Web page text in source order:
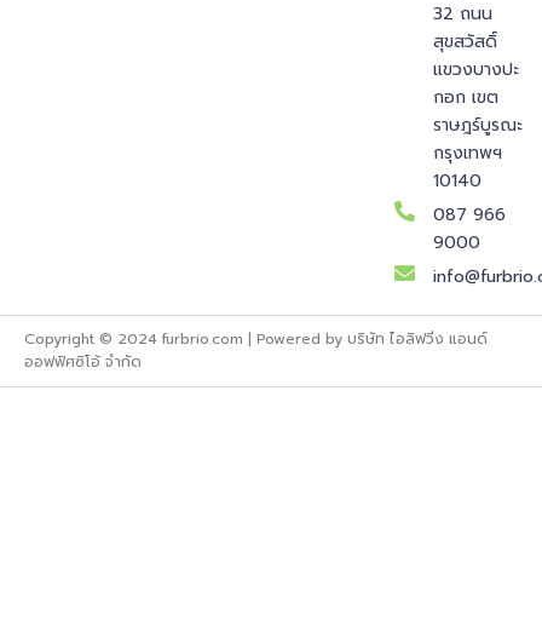
32 ถนน
สุขสวัสดิ์
แขวงบางปะ
กอก เขต
ราษฎร์บูรณะ
กรุงเทพฯ
10140
087 966
9000
Copyright © 2024 furbrio.com | Powered by บริษัท ไอลิฟวิ่ง แอนด์
ออฟฟิศซิโอ้ จำกัด